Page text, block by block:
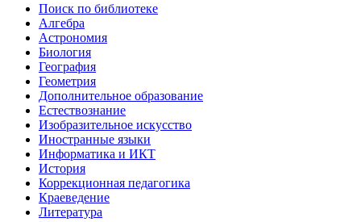
Поиск по библиотеке
Алгебра
Астрономия
Биология
География
Геометрия
Дополнительное образование
Естествознание
Изобразительное искусство
Иностранные языки
Информатика и ИКТ
История
Коррекционная педагогика
Краеведение
Литература